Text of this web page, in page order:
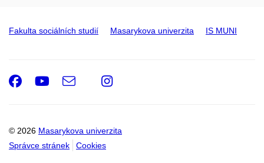
Fakulta sociálních studií Masarykova univerzita IS MUNI
© 2026 Masarykova univerzita
Správce stránek
Cookies
Facebook
Youtube
e-
Instagram